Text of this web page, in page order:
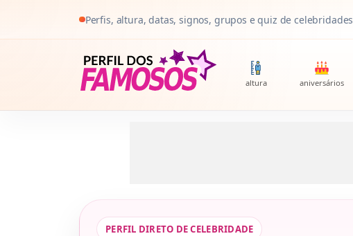
Perfis, altura, datas, signos, grupos e quiz de celebridades
altura aniversários
PERFIL DIRETO DE CELEBRIDADE